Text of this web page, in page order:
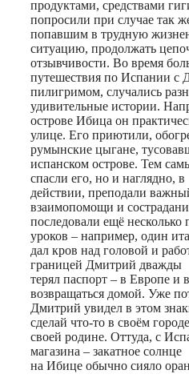
продуктами, средствами
попросили при случае так
попавшим в трудную
ситуацию, продолжать
отзывчивости. Во время
путешествия по Испании с
пилигримом, случались
удивительные истории.
острове Ибица он
улице. Его приютили,
румынские цыгане,
испанском острове. Тем
спасли его, но и наглядно, в
действии, преподали
взаимопомощи и
последовали ещё
уроков – например, один
дал кров над головой и
границей Дмитрий дважды
терял паспорт – в Европе и
возвращаться домой. Уже
Дмитрий увидел в этом
сделай что-то в своём
своей родине. Оттуда, с
магазина – закатное солнце
на Ибице обычно сияло